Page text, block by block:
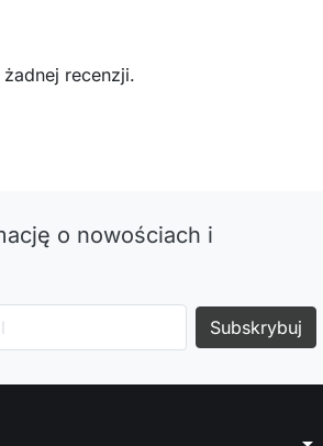
recenzji.
o nowościach i